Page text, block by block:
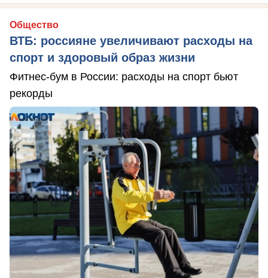
Общество
ВТБ: россияне увеличивают расходы на
спорт и здоровый образ жизни
Фитнес-бум в России: расходы на спорт бьют
рекорды